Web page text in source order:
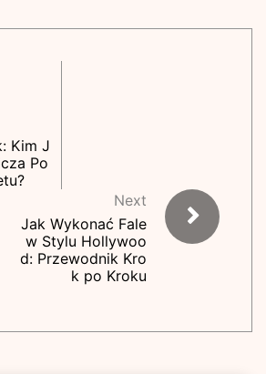
Kim J
Po
Next
Jak Wykonać Fale
w Stylu Hollywoo
d: Przewodnik Kro
k po Kroku